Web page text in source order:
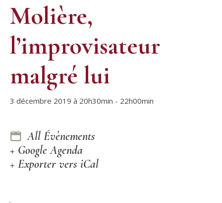
Molière,
l’improvisateur
malgré lui
3 décembre 2019 à 20h30min - 22h00min
All Évènements
+ Google Agenda
+ Exporter vers iCal